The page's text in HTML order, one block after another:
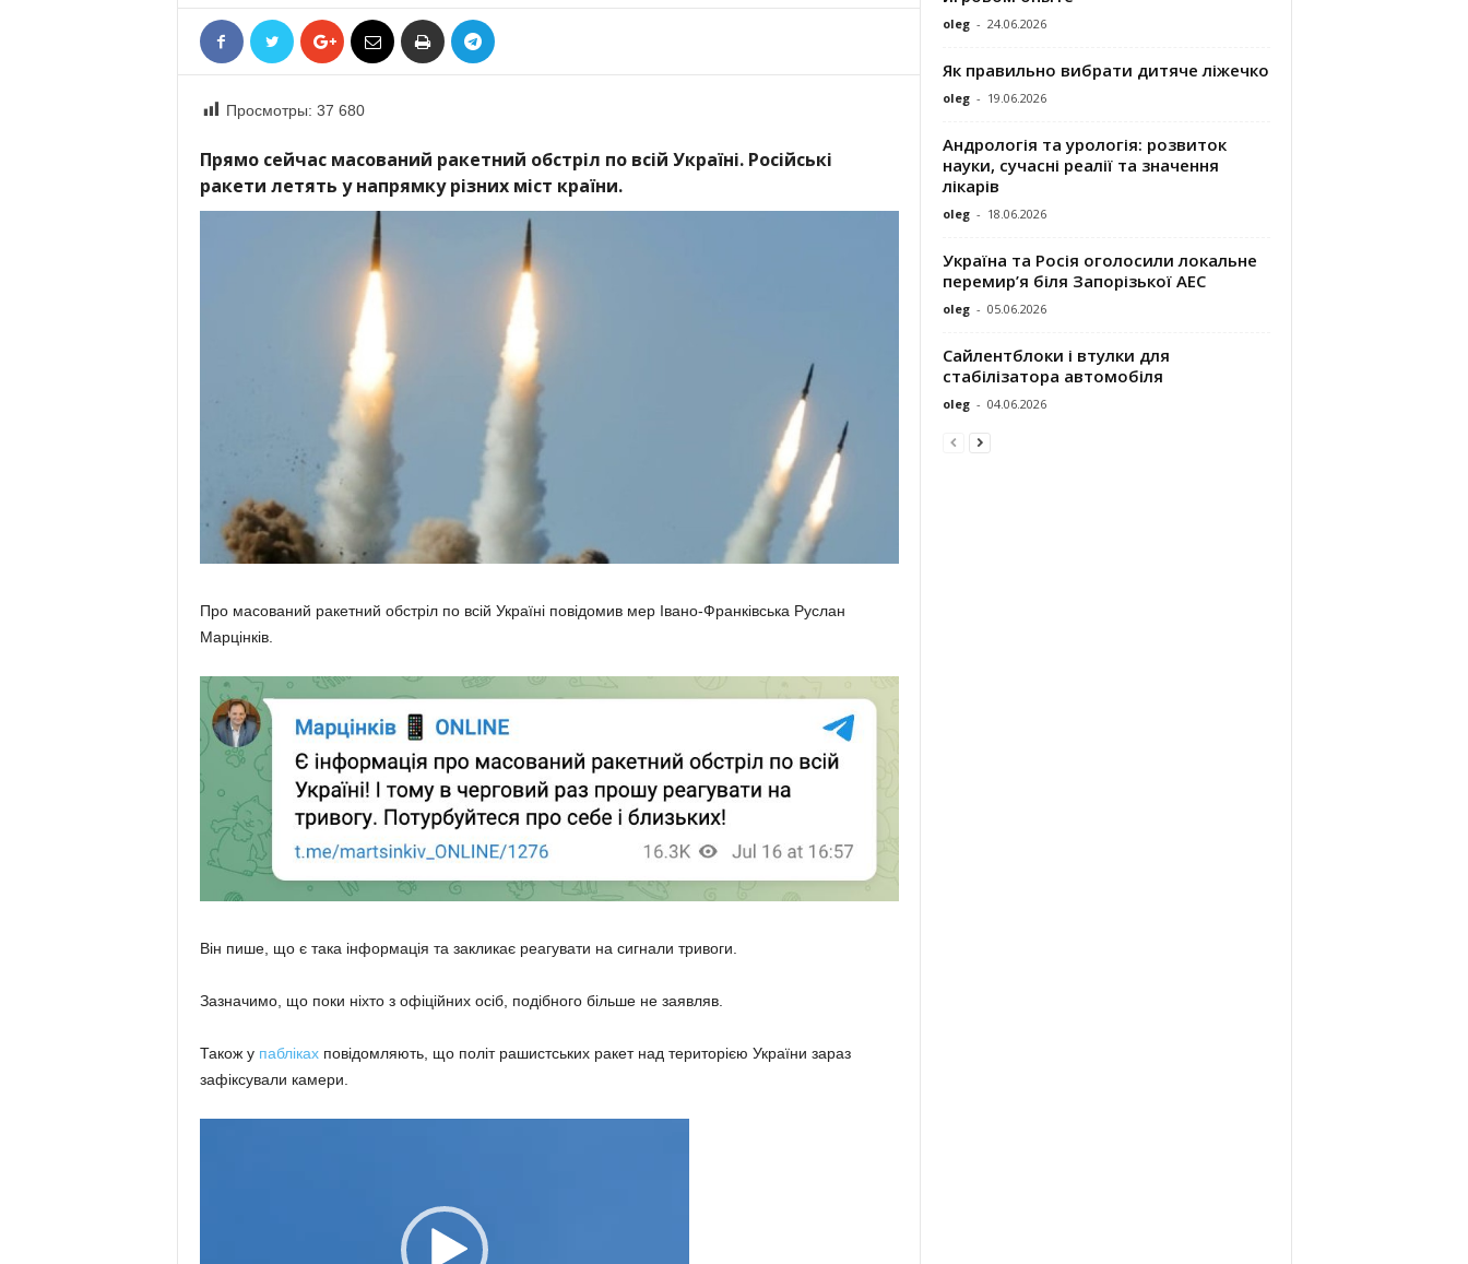
Просмотры: 37 680
Прямо сейчас масований ракетний обстріл по всій Україні. Російські
ракети летять у напрямку різних міст країни.
Про масований ракетний обстріл по всій Україні повідомив мер Івано-Франківська Руслан
Марцінків.
Він пише, що є така інформація та закликає реагувати на сигнали тривоги.
Зазначимо, що поки ніхто з офіційних осіб, подібного більше не заявляв.
Також у паблікахповідомляють, що політ рашистських ракет над територією України зараз
зафіксували камери.
oleg - 24.06.2026
Як правильно вибрати дитяче ліжечко
oleg - 19.06.2026
Андрологія та урологія: розвиток
науки, сучасні реалії та значення
лікарів
oleg - 18.06.2026
Україна та Росія оголосили локальне
перемир’я біля Запорізької АЕС
oleg - 05.06.2026
Сайлентблоки і втулки для
стабілізатора автомобіля
oleg - 04.06.2026